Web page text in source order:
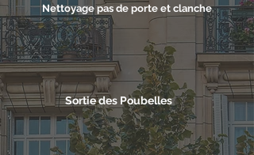
Nettoyage pas de porte et clanche
Sortie des Poubelles